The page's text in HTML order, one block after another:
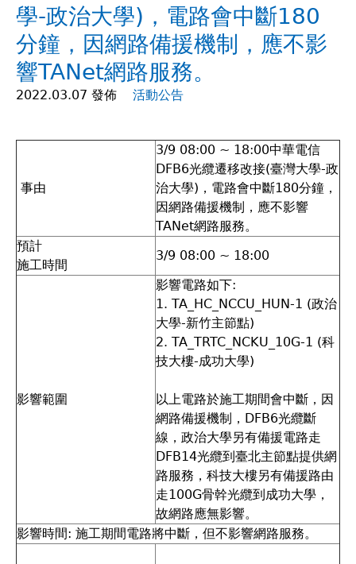
學-政治大學)，電路會中斷180
分鐘，因網路備援機制，應不影
響TANet網路服務。
2022.03.07 發佈 活動公告
事由
3/9 08:00 ~ 18:00中華電信
DFB6光纜遷移改接(臺灣大學-政
治大學)，電路會中斷180分鐘，
因網路備援機制，應不影響
TANet網路服務。
預計
施工時間
3/9 08:00 ~ 18:00
影響範圍
影響電路如下:
1. TA_HC_NCCU_HUN-1 (政治
大學-新竹主節點)
2. TA_TRTC_NCKU_10G-1 (科
技大樓-成功大學)
以上電路於施工期間會中斷，因
網路備援機制，DFB6光纜斷
線，政治大學另有備援電路走
DFB14光纜到臺北主節點提供網
路服務，科技大樓另有備援路由
走100G骨幹光纜到成功大學，
故網路應無影響。
影響時間: 施工期間電路將中斷，但不影響網路服務。